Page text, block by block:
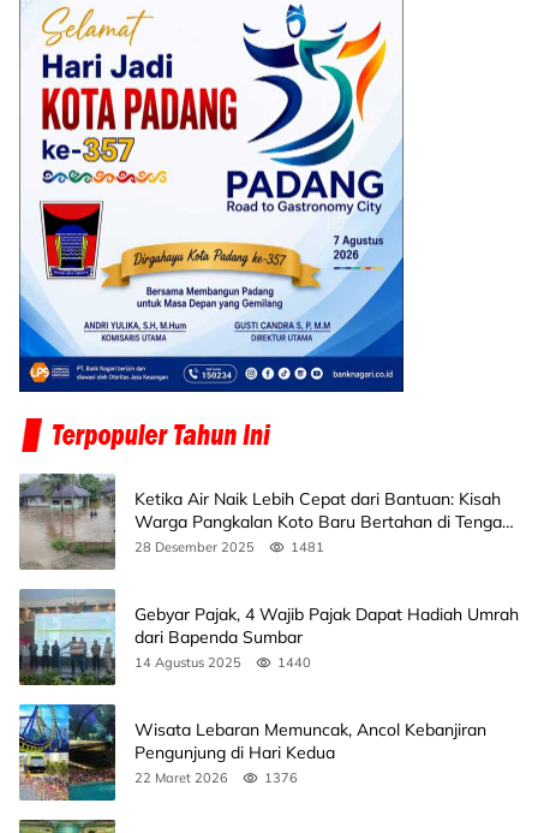
Ketika Air Naik Lebih Cepat dari Bantuan: Kisah
Warga Pangkalan Koto Baru Bertahan di Tengah
Banjir
28 Desember 2025 1481
Gebyar Pajak, 4 Wajib Pajak Dapat Hadiah Umrah
dari Bapenda Sumbar
14 Agustus 2025 1440
Wisata Lebaran Memuncak, Ancol Kebanjiran
Pengunjung di Hari Kedua
22 Maret 2026 1376